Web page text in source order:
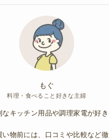
もぐ
料理・食べること好きな主婦
なキッチン用品や調理家電が好き
い物前には、口コミや比較など徹